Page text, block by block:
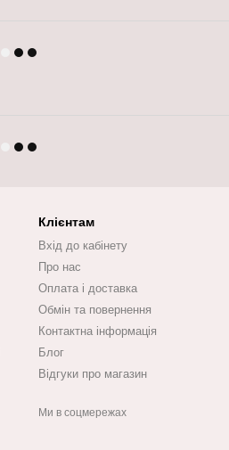
Клієнтам
Вхід до кабінету
Про нас
Оплата і доставка
Обмін та повернення
Контактна інформація
Блог
Відгуки про магазин
Ми в соцмережах